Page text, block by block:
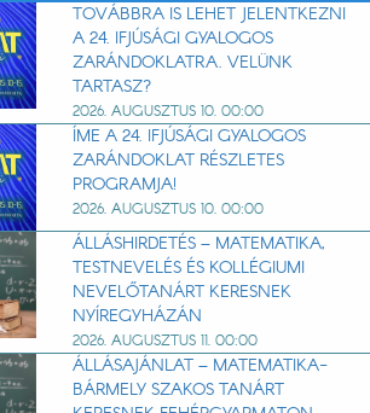
TOVÁBBRA IS LEHET JELENTKEZNI
A 24. IFJÚSÁGI GYALOGOS
ZARÁNDOKLATRA. VELÜNK
TARTASZ?
2026. AUGUSZTUS 10. 00:00
ÍME A 24. IFJÚSÁGI GYALOGOS
ZARÁNDOKLAT RÉSZLETES
PROGRAMJA!
2026. AUGUSZTUS 10. 00:00
ÁLLÁSHIRDETÉS – MATEMATIKA,
TESTNEVELÉS ÉS KOLLÉGIUMI
NEVELŐTANÁRT KERESNEK
NYÍREGYHÁZÁN
2026. AUGUSZTUS 11. 00:00
ÁLLÁSAJÁNLAT – MATEMATIKA-
BÁRMELY SZAKOS TANÁRT